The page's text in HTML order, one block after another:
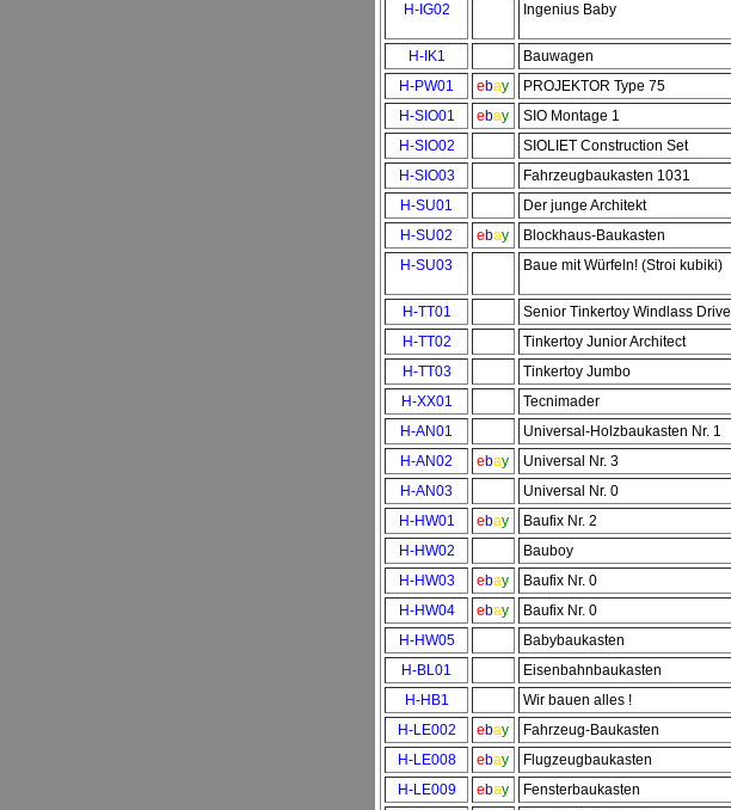
H-IG02 Ingenius Baby
H-IK1 Bauwagen
H-PW01
ebay PROJEKTOR Type 75
H-SIO01
ebay SIO Montage 1
H-SIO02
SIOLIET Construction Set
H-SIO03
Fahrzeugbaukasten 1031
H-SU01
Der junge Architekt
H-SU02
ebay Blockhaus-Baukasten
H-SU03
Baue mit Würfeln! (Stroi kubiki)
H-TT01 Senior Tinkertoy Windlass Drive
H-TT02
Tinkertoy Junior Architect
H-TT03
Tinkertoy Jumbo
H-XX01
Tecnimader
H-AN01
Universal-Holzbaukasten Nr. 1
H-AN02
ebay Universal Nr. 3
H-AN03
Universal Nr. 0
H-HW01
ebay Baufix Nr. 2
H-HW02
Bauboy
H-HW03
ebay Baufix Nr. 0
H-HW04
ebay Baufix Nr. 0
H-HW05
Babybaukasten
H-BL01
Eisenbahnbaukasten
H-HB1
Wir bauen alles !
H-LE002
ebay Fahrzeug-Baukasten
H-LE008
ebay Flugzeugbaukasten
H-LE009
ebay Fensterbaukasten